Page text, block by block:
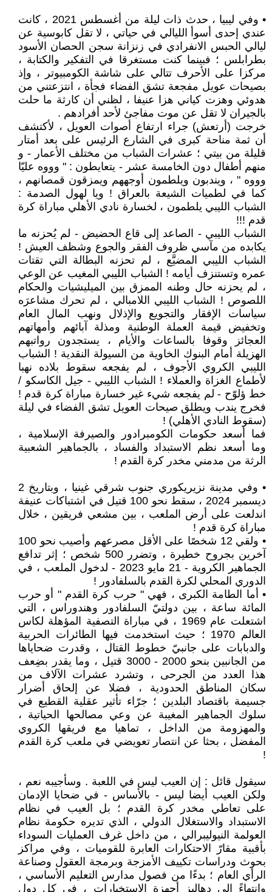
• وفي ليبيا ، حدث ذات ليلة من أغسطس 2021 ، كانت
عندي إحدى أسوأ الليالي في حياتي ، لا تقل كابوسية عن
ليالي الحبس الانفرادي في زنزانة سجن الحصان الأسود
بطرابلس ؛ فبينما كنت مستغرقا في التفكير والكتابة ،
مركزا على الأحرف تتالي على شاشة الكومبيوتر ، وإذ
بصيحات عويل مفجعة تشق الفضاء فجأة ، انتزعتني من
هدوئي وهزت كياني هزا عنيفا ، لظني أن كارثة ما حلت
بالجيران لا تقل عن موت مفاجئ لأحد أفرادهم .
خرجت (أرتعش) جراء ارتفاع أصوات العويل ، لأكتشف
أن ثمة مناحة كبرى في الشارع الرئيس على بعد أمتار
قليلة من بيتي ؛ عشرات الشباب من مختلف الأعمار - و
منهم أطفال دون الخامسة عشر - يتعايطون : " وووه عليّا
وووه " ، ويندبون ويلطمون أوجههم ويمزقون قمصانهم ،
كما في لطميات الشيعة بالعراق ! ويا لهول الصدمة :
الشباب الليبي يلطمون ، لخسارة نادي الأهلي مباراة كرة
قدم !!!
الشباب الليبي - الصاعد إلى قاع الحضيض - لم يُحزنه ما
يكابده من مآسي ظروف الفقر والجوع وشظف العيش !
الشباب الليبي المضيَّع ، لم تحزنه البطالة التي تقتات
عمره وتستنزف أيامه ! الشباب الليبي المغيب عن الوعي
، لم يحزنه حال وطنه الممزق بين الميليشيات والحكام
اللصوص ! الشباب الليبي اللامبالي ، لم تحرك مشاعرَه
سياسات الإفقار والتجويع والإذلال ونهب المال العام
وتخفيض قيمة العملة الوطنية ومذلة آبائهم وأمهاتهم
العجائز وقوفا بالساعات والأيام ، يستجدون رواتبهم
الهزيلة أمام البنوك الخاوية من السيولة النقدية ! الشباب
الليبي الكروي الأجوف ، لم يفجعه سقوط بلاده نهبا
لأطماع الغزاة والعملاء ! الشباب الليبي - جيل الكاسكو /
خط ؤلوّح - لم يفجعه شيء غير خسارة مباراة كرة قدم !
فخرج يندب ويطلق صيحات العويل تشق الفضاء في ليلة
(سقوط النادي الأهلي) !
فما أسعد حكومات الكومبرادور والصيرفة الإسلامية ،
وما أسعد نظم الاستبداد والفساد ، بالجماهير الشعبية
الرثة من مدمني مخدر كرة القدم !
• وفي مدينة نزيريكوري جنوب شرقي غينيا ، وبتاريخ 2
ديسمبر 2024 ، سقط نحو 100 قتيل في اشتباكات عنيفة
اندلعت على أرض الملعب ، بين مشعي فريقين ، خلال
مباراة كرة قدم !
• ولقي 12 شخصًا على الأقل مصرعهم وأصيب نحو 100
آخرين بجروح خطيرة ، وتضرر 500 شخص ؛ إثر تدافع
الجماهير الكروية - 21 مايو 2023 - لدخول الملعب ، في
الدوري المحلي لكرة القدم بالسلفادور !
• أما الطامة الكبرى ، فهي " حرب كرة القدم " أو حرب
المائة ساعة ، بين دولتيّ السلفادور وهندوراس ، التي
اشتعلت عام 1969 ، في مباراة التصفية المؤهلة لكاس
العالم 1970 ؛ حيث استخدمت فيها الطائرات الحربية
والدبابات على جانبيّ خطوط القتال ، وقدرت ضحاياها
من الجانبين بنحو 2000 - 3000 قتيل ، وما يقدر بضِعف
هذا العدد من الجرحى ، وتشرد عشرات الآلاف من
سكان المناطق الحدودية ، فضلا عن إلحاق أضرار
جسيمة باقتصاد البلدين ؛ جرّاء تأثير عقلية القطيع في
سلوك الجماهير المغيبة عن وعي مصالحها الحياتية ،
والمهزومة من الداخل ، تماهيا مع فريقها الكروي
المفضل ، بحثا عن انتصار تعويضي في ملعب كرة القدم
!
سيقول قائل : إن العيب ليس في اللعبة . وسأجيبه نعم ،
ولكن العيب أيضا ليس - بالأساس - في ضحايا الإدمان
على تعاطي مخدر كرة القدم ؛ بل العيب في نظام
الاستبداد والاستغلال الدولي ، الذي تديره حكومة نظام
العولمة النيوليبرالي ، من داخل غرف العمليات السوداء
بأقبية مقارّ الاحتكارات العابرة للقوميات ، وفي مراكز
بحوث ودراسات تكييف الأمزجة وبرمجة العقول وصناعة
الرأي العام ؛ بدءًا من فصول مدارس التعليم الأساسي ،
وانتهاءً إلى دهاليز أجهزة الاستخبارات ، في كل دول